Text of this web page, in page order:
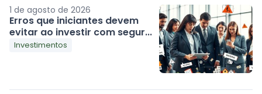
1 de agosto de 2026
Erros que iniciantes devem
evitar ao investir com segur...
Investimentos